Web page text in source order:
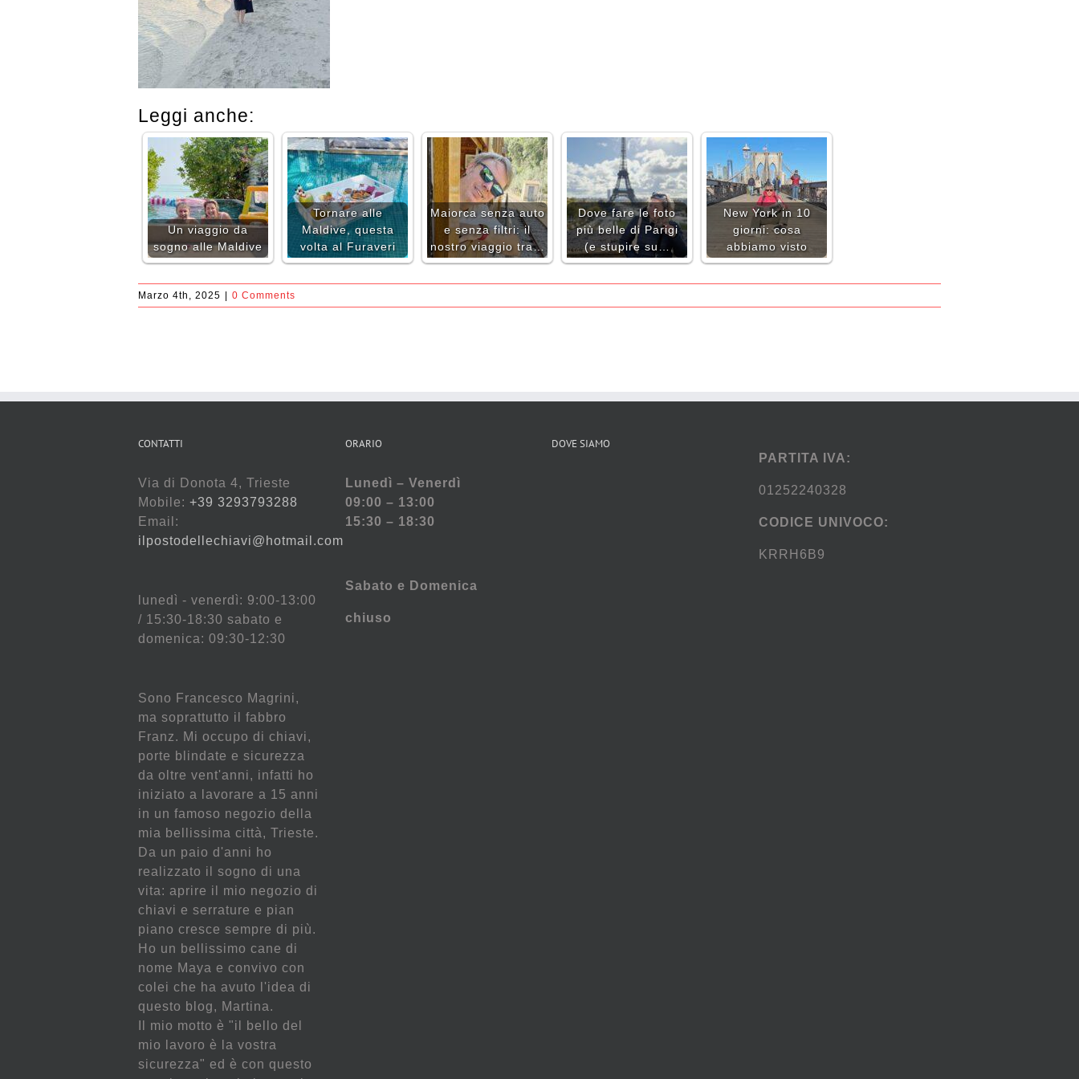
Leggi anche:
Un viaggio da
sogno alle Maldive
Tornare alle
Maldive, questa
volta al Furaveri
Maiorca senza auto
e senza filtri: il
nostro viaggio tra…
Dove fare le foto
più belle di Parigi
(e stupire su…
New York in 10
giorni: cosa
abbiamo visto
Marzo 4th, 2025 0 Comments
CONTATTI
Via di Donota 4, Trieste
Mobile: +39 3293793288
Email:
ilpostodellechiavi@hotmail.com
lunedì - venerdì: 9:00-13:00
/ 15:30-18:30 sabato e
domenica: 09:30-12:30
Sono Francesco Magrini,
ma soprattutto il fabbro
Franz. Mi occupo di chiavi,
porte blindate e sicurezza
da oltre vent'anni, infatti ho
iniziato a lavorare a 15 anni
in un famoso negozio della
mia bellissima città, Trieste.
Da un paio d'anni ho
realizzato il sogno di una
vita: aprire il mio negozio di
chiavi e serrature e pian
piano cresce sempre di più.
Ho un bellissimo cane di
nome Maya e convivo con
colei che ha avuto l'idea di
questo blog, Martina.
Il mio motto è "il bello del
mio lavoro è la vostra
sicurezza" ed è con questo
ORARIO
Lunedì – Venerdì
09:00 – 13:00
15:30 – 18:30
Sabato e Domenica
chiuso
DOVE SIAMO
PARTITA IVA:
01252240328
CODICE UNIVOCO:
KRRH6B9